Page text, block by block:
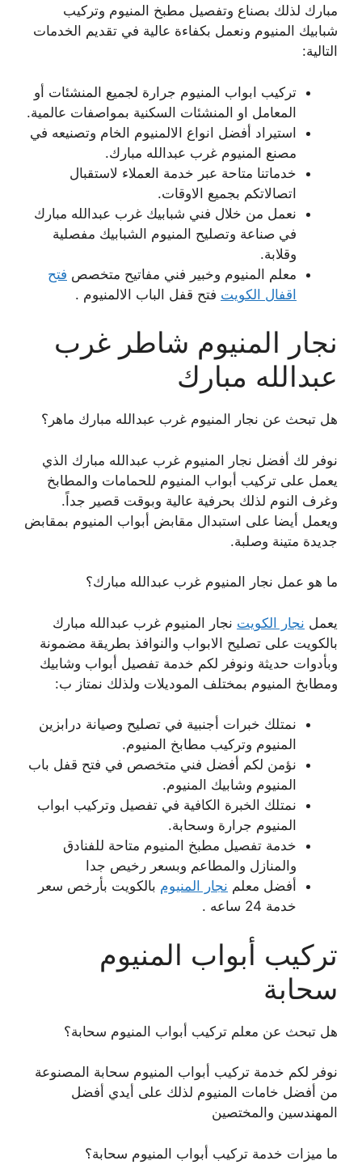
مبارك لذلك بصناع وتفصيل مطبخ المنيوم وتركيب
شبابيك المنيوم ونعمل بكفاءة عالية في تقديم الخدمات
التالية:
تركيب ابواب المنيوم جرارة لجميع المنشئات أو
المعامل او المنشئات السكنية بمواصفات عالمية.
استيراد أفضل انواع الالمنيوم الخام وتصنيعه في
مصنع المنيوم غرب عبدالله مبارك.
خدماتنا متاحة عبر خدمة العملاء لاستقبال
اتصالاتكم بجميع الاوقات.
نعمل من خلال فني شبابيك غرب عبدالله مبارك
في صناعة وتصليح المنيوم الشبابيك مفصلية
وقلابة.
معلم المنيوم وخبير فني مفاتيح متخصص فتح
اقفال الكويت فتح قفل الباب الالمنيوم .
نجار المنيوم شاطر غرب
عبدالله مبارك
هل تبحث عن نجار المنيوم غرب عبدالله مبارك ماهر؟
نوفر لك أفضل نجار المنيوم غرب عبدالله مبارك الذي
يعمل على تركيب أبواب المنيوم للحمامات والمطابخ
وغرف النوم لذلك بحرفية عالية وبوقت قصير جداً.
ويعمل أيضا على استبدال مقابض أبواب المنيوم بمقابض
جديدة متينة وصلبة.
ما هو عمل نجار المنيوم غرب عبدالله مبارك؟
يعمل نجار الكويت نجار المنيوم غرب عبدالله مبارك
بالكويت على تصليح الابواب والنوافذ بطريقة مضمونة
وبأدوات حديثة ونوفر لكم خدمة تفصيل أبواب وشابيك
ومطابخ المنيوم بمختلف الموديلات ولذلك نمتاز ب:
نمتلك خبرات أجنبية في تصليح وصيانة درابزين
المنيوم وتركيب مطابخ المنيوم.
نؤمن لكم أفضل فني متخصص في فتح قفل باب
المنيوم وشابيك المنيوم.
نمتلك الخبرة الكافية في تفصيل وتركيب ابواب
المنيوم جرارة وسحابة.
خدمة تفصيل مطبخ المنيوم متاحة للفنادق
والمنازل والمطاعم وبسعر رخيص جدا
أفضل معلم نجار المنيوم بالكويت بأرخص سعر
خدمة 24 ساعه .
تركيب أبواب المنيوم
سحابة
هل تبحث عن معلم تركيب أبواب المنيوم سحابة؟
نوفر لكم خدمة تركيب أبواب المنيوم سحابة المصنوعة
من أفضل خامات المنيوم لذلك على أيدي أفضل
المهندسين والمختصين
ما ميزات خدمة تركيب أبواب المنيوم سحابة؟